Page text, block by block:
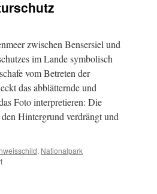
zwischen Bensersiel und
im Lande symbolisch
vom Betreten der
das abblätternde und
Foto interpretieren: Die
Hintergrund verdrängt und
, Nationalpark
für